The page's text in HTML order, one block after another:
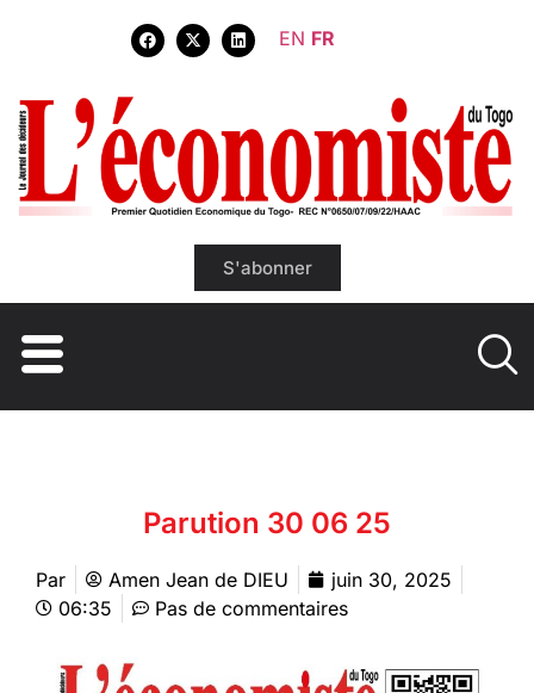
EN FR
S'abonner
Parution 30 06 25
Par Amen Jean de DIEU
juin 30, 2025
06:35
Pas de commentaires